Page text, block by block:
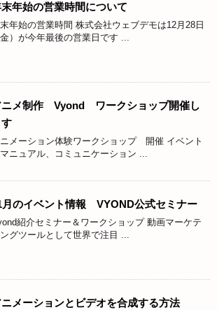
年始の営業時間について
年始の営業時間 株式会社ウェブデモは12月28日
金）が今年最後の営業日です ...
ニメ制作 Vyond ワークショップ開催し
す
メーション体験ワークショップ 開催 イベント
ニュアル、コミュニケーション ...
月のイベント情報 VYOND公式セミナー
紹介セミナー＆ワークショップ 動画マーケテ
ングツールとして世界で注目 ...
ニメーションとビデオを合成する方法